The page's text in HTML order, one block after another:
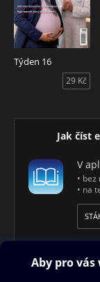
Týden 16
29 Kč
Jak číst
V
•
• na